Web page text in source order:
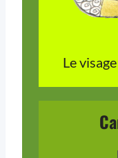
Le